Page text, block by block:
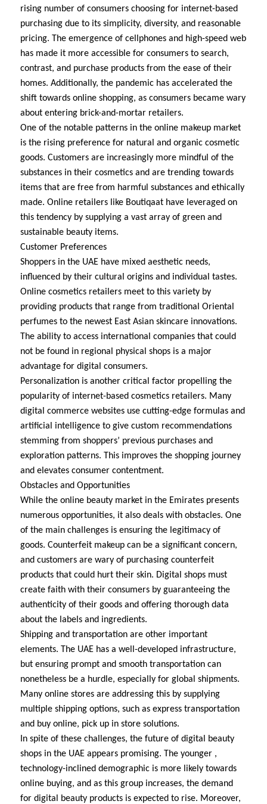
rising number of consumers choosing for internet-based
purchasing due to its simplicity, diversity, and reasonable
pricing. The emergence of cellphones and high-speed web
has made it more accessible for consumers to search,
contrast, and purchase products from the ease of their
homes. Additionally, the pandemic has accelerated the
shift towards online shopping, as consumers became wary
about entering brick-and-mortar retailers.
One of the notable patterns in the online makeup market
is the rising preference for natural and organic cosmetic
goods. Customers are increasingly more mindful of the
substances in their cosmetics and are trending towards
items that are free from harmful substances and ethically
made. Online retailers like Boutiqaat have leveraged on
this tendency by supplying a vast array of green and
sustainable beauty items.
Customer Preferences
Shoppers in the UAE have mixed aesthetic needs,
influenced by their cultural origins and individual tastes.
Online cosmetics retailers meet to this variety by
providing products that range from traditional Oriental
perfumes to the newest East Asian skincare innovations.
The ability to access international companies that could
not be found in regional physical shops is a major
advantage for digital consumers.
Personalization is another critical factor propelling the
popularity of internet-based cosmetics retailers. Many
digital commerce websites use cutting-edge formulas and
artificial intelligence to give custom recommendations
stemming from shoppers’ previous purchases and
exploration patterns. This improves the shopping journey
and elevates consumer contentment.
Obstacles and Opportunities
While the online beauty market in the Emirates presents
numerous opportunities, it also deals with obstacles. One
of the main challenges is ensuring the legitimacy of
goods. Counterfeit makeup can be a significant concern,
and customers are wary of purchasing counterfeit
products that could hurt their skin. Digital shops must
create faith with their consumers by guaranteeing the
authenticity of their goods and offering thorough data
about the labels and ingredients.
Shipping and transportation are other important
elements. The UAE has a well-developed infrastructure,
but ensuring prompt and smooth transportation can
nonetheless be a hurdle, especially for global shipments.
Many online stores are addressing this by supplying
multiple shipping options, such as express transportation
and buy online, pick up in store solutions.
In spite of these challenges, the future of digital beauty
shops in the UAE appears promising. The younger ,
technology-inclined demographic is more likely towards
online buying, and as this group increases, the demand
for digital beauty products is expected to rise. Moreover,